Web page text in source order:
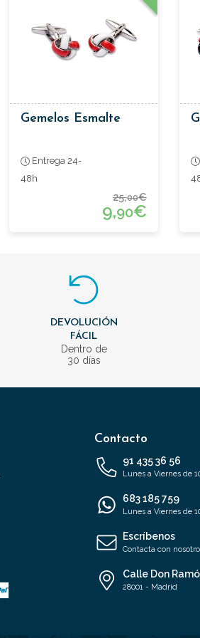
Gemelos Esmalte
Entrega 24-
48h
25,00€
9,90€
DEVOLUCIÓN
FÁCIL
Dentro de
30 días
Contacto
91 435 36 56
Lunes a Viernes de
683 185 759
Lunes a Viernes de
Escríbenos
Contacta con
Calle Don
28001 - Madrid